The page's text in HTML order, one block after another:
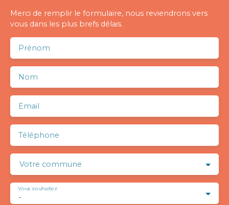
Merci de remplir le formulaire, nous reviendrons vers
vous dans les plus brefs délais.
Prénom
Nom
Email
Téléphone
Votre commune
-
Vous souhaitez